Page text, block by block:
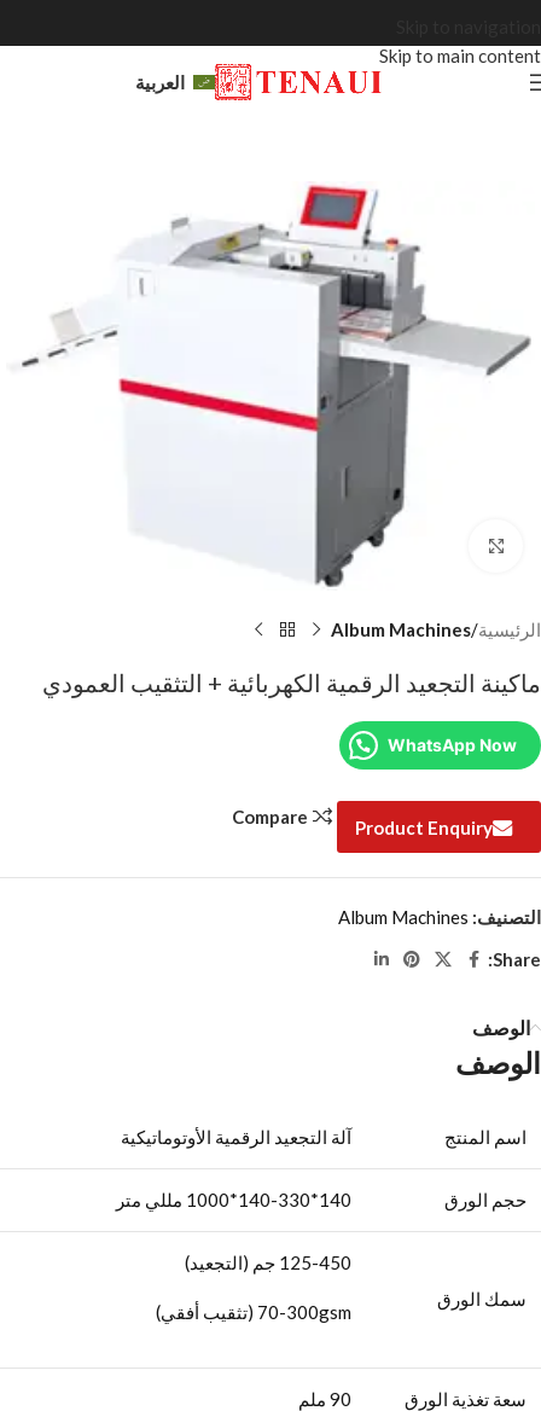
Skip to main content
العربية
Click to enlarge
الرئيسية Album Machines
ماكينة التجعيد الرقمية الكهربائية + التثقيب العمودي
WhatsApp Now
Product Enquiry
Compare
التصنيف: Album Machines
Share:
الوصف
الوصف
اسم المنتج آلة التجعيد الرقمية الأوتوماتيكية
حجم الورق 140*140-330*1000 مللي متر
سمك الورق
125-450 جم (التجعيد)
70-300gsm (تثقيب أفقي)
سعة تغذية الورق 90 ملم